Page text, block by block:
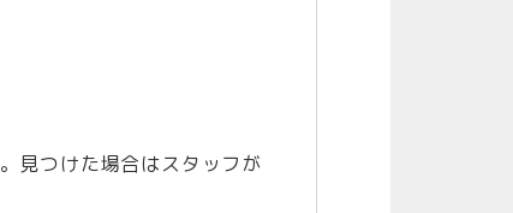
見つけた場合はスタッフが